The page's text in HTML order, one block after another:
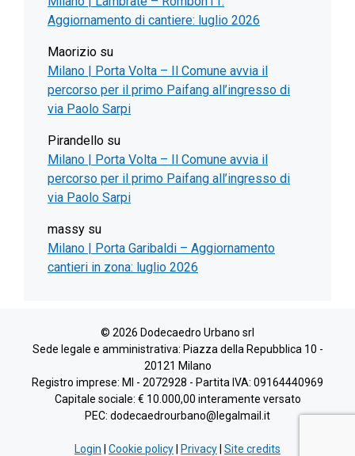
Aggiornamento di cantiere: luglio 2026
Maorizio su
Milano | Porta Volta – Il Comune avvia il
percorso per il primo Paifang all’ingresso di
via Paolo Sarpi
Pirandello su
Milano | Porta Volta – Il Comune avvia il
percorso per il primo Paifang all’ingresso di
via Paolo Sarpi
massy su
Milano | Porta Garibaldi – Aggiornamento
cantieri in zona: luglio 2026
© 2026 Dodecaedro Urbano srl
Sede legale e amministrativa: Piazza della Repubblica 10 -
20121 Milano
Registro imprese: MI - 2072928 - Partita IVA: 09164440969
Capitale sociale: € 10.000,00 interamente versato
PEC: dodecaedrourbano@legalmail.it
Login Cookie policy Privacy Site credits